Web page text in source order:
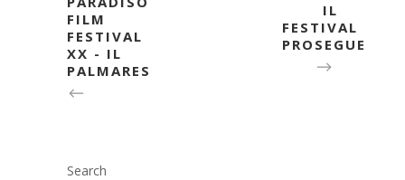
FILM
FESTIVAL
XX - IL
PALMARES
IL
FESTIVAL
PROSEGUE
Search